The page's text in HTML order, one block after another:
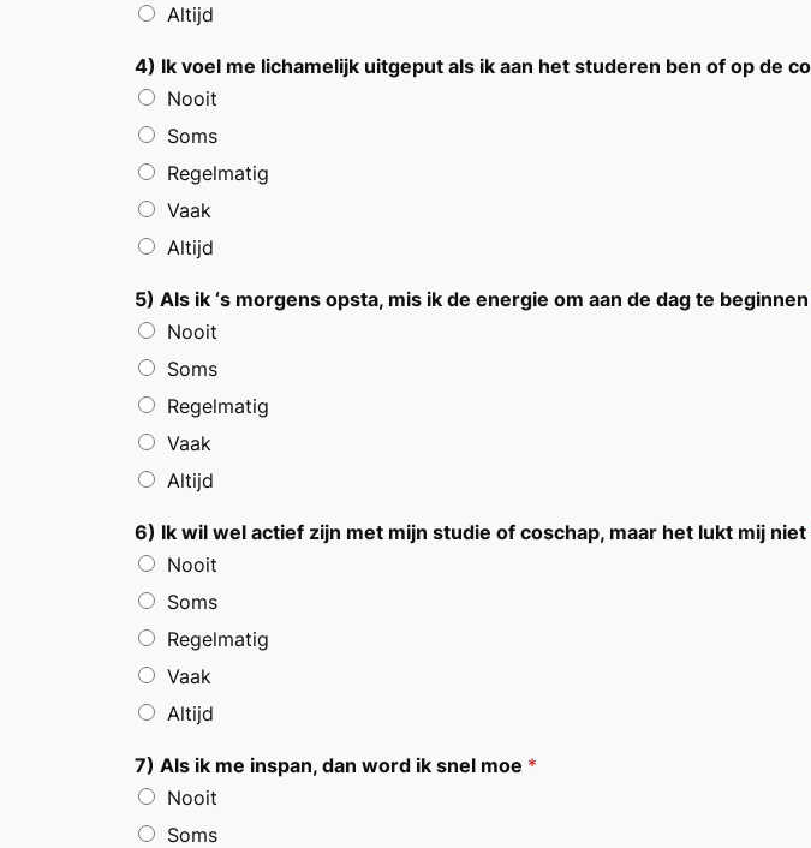
Altijd
4) Ik voel me lichamelijk uitgeput als ik aan het studeren ben of op de
Nooit
Soms
Regelmatig
Vaak
Altijd
5) Als ik ‘s morgens opsta, mis ik de energie om aan de dag te beginnen
Nooit
Soms
Regelmatig
Vaak
Altijd
6) Ik wil wel actief zijn met mijn studie of coschap, maar het lukt mij niet
Nooit
Soms
Regelmatig
Vaak
Altijd
7) Als ik me inspan, dan word ik snel moe *
Nooit
Soms